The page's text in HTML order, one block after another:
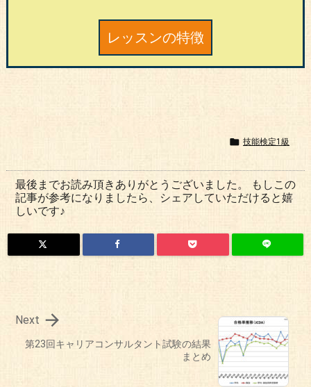
レッスンの特徴
 技能検定1級
最後までお読み頂きありがとうございました。 もしこの
記事が参考になりましたら、シェアしていただけると嬉
しいです♪
第23回キャリアコンサルタント試験の結果
まとめ

Next